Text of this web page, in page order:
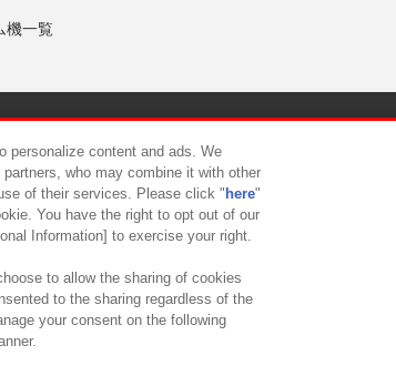
機一覧
カスタマーハラスメント対応方針
personalize content and ads. We
who may combine it with other
of their services. Please click " here"
You have the right to opt out of our
Information] to exercise your right.
to allow the sharing of cookies
to the sharing regardless of the
your consent on the following